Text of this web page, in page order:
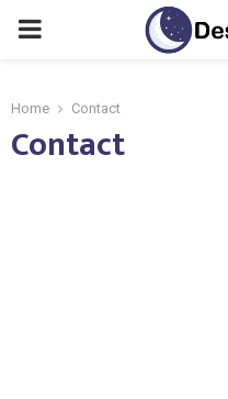
Home Contact
Contact